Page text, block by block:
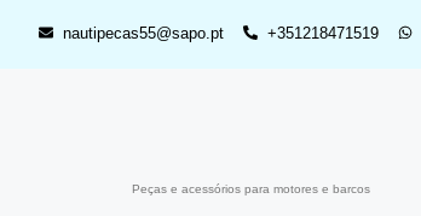
nautipecas55@sapo.pt +351218471519
Peças e acessórios para motores e barcos